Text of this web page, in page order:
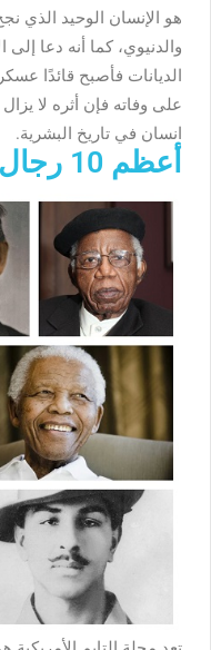
هو الإنسان الوحيد الذي
والدنيوي، كما أنه دعا
على وفاته فإن أثره لا
انسان في تاريخ البشرية.
أعظم 10 رجال في التاريخ